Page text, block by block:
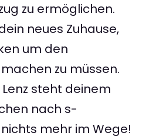
zu ermöglichen.
neues Zuhause,
um den
zu müssen.
steht deinem
nach s-
mehr im Wege!